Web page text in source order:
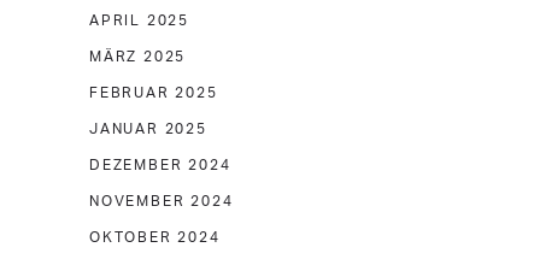
APRIL 2025
MÄRZ 2025
FEBRUAR 2025
JANUAR 2025
DEZEMBER 2024
NOVEMBER 2024
OKTOBER 2024